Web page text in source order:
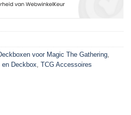
voor Magic The Gathering,
Deckbox, TCG Accessoires